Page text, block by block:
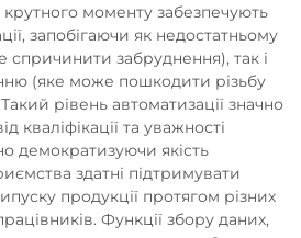
моменту забезпечують
запобігаючи як недостатньому
забруднення), так і
(яке може пошкодити різьбу
рівень автоматизації значно
кваліфікації та уважності
демократизуючи якість
здатні підтримувати
продукції протягом різних
Функції збору даних,